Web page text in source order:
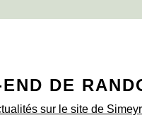
DE
sur le site de